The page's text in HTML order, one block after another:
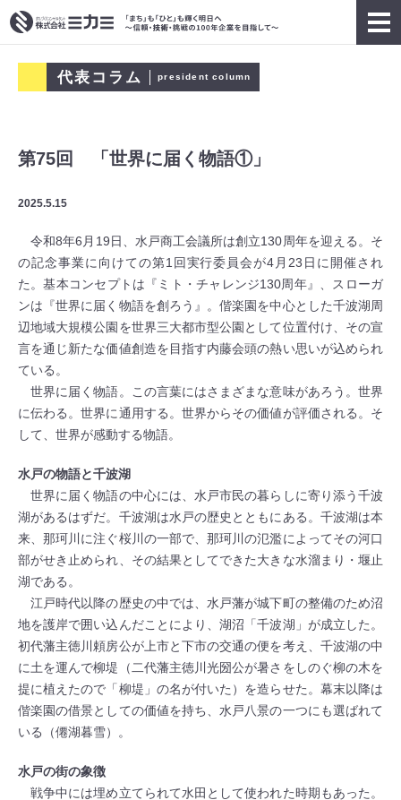
代表コラム president column
第75回 「世界に届く物語①」
2025.5.15
令和8年6月19日、水戸商工会議所は創立130周年を迎える。そ
の記念事業に向けての第1回実行委員会が4月23日に開催され
た。基本コンセプトは『ミト・チャレンジ130周年』、スローガ
ンは『世界に届く物語を創ろう』。偕楽園を中心とした千波湖周
辺地域大規模公園を世界三大都市型公園として位置付け、その宣
言を通じ新たな価値創造を目指す内藤会頭の熱い思いが込められ
ている。
世界に届く物語。この言葉にはさまざまな意味があろう。世界
に伝わる。世界に通用する。世界からその価値が評価される。そ
して、世界が感動する物語。
水戸の物語と千波湖
世界に届く物語の中心には、水戸市民の暮らしに寄り添う千波
湖があるはずだ。千波湖は水戸の歴史とともにある。千波湖は本
来、那珂川に注ぐ桜川の一部で、那珂川の氾濫によってその河口
部がせき止められ、その結果としてできた大きな水溜まり・堰止
湖である。
江戸時代以降の歴史の中では、水戸藩が城下町の整備のため沼
地を護岸で囲い込んだことにより、湖沼「千波湖」が成立した。
初代藩主徳川頼房公が上市と下市の交通の便を考え、千波湖の中
に土を運んで柳堤（二代藩主徳川光圀公が暑さをしのぐ柳の木を
提に植えたので「柳堤」の名が付いた）を造らせた。幕末以降は
偕楽園の借景としての価値を持ち、水戸八景の一つにも選ばれて
いる（僊湖暮雪）。
水戸の街の象徴
戦争中には埋め立てられて水田として使われた時期もあった。